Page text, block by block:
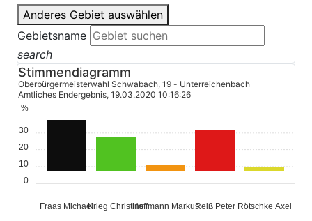
Anderes Gebiet auswählen
Gebietsname
search
20
30
%
Fraas MichaelKrieg ChristineHoffmann MarkusReiß Peter Rötschke Axel
Stimmendiagramm
Oberbürgermeisterwahl Schwabach, 19 - Unterreichenbach
Amtliches Endergebnis, 19.03.2020 10:16:26